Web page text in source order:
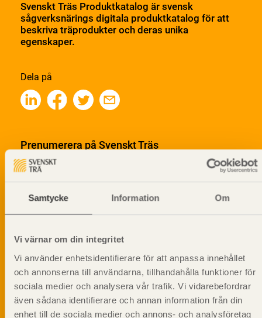
Samtycke Information Om
Vi värnar om din integritet
Vi använder enhetsidentifierare för att anpassa innehållet
och annonserna till användarna, tillhandahålla funktioner för
sociala medier och analysera vår trafik. Vi vidarebefordrar
även sådana identifierare och annan information från din
enhet till de sociala medier och annons- och analysföretag
Svenskt Träs Produktkatalog är svensk
sågverksnärings digitala produktkatalog för att
beskriva träprodukter och deras unika
egenskaper.
Dela på
Prenumerera på Svenskt Träs
informationsutskick!